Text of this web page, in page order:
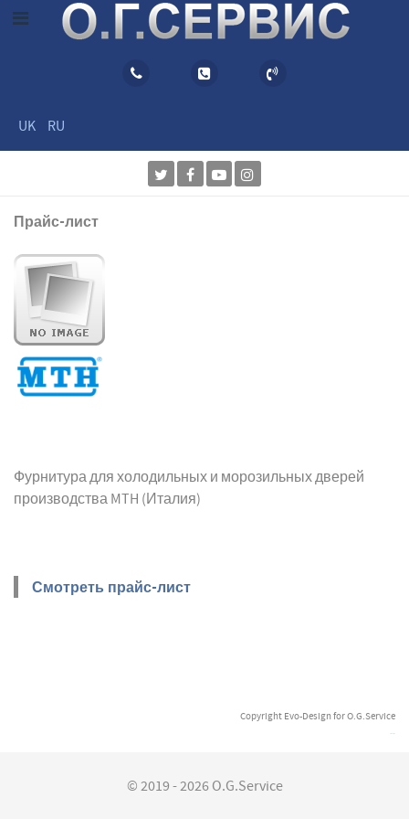
UK RU
Прайс-лист
Фурнитура для холодильных и морозильных дверей
производства MTH (Италия)
Смотреть прайс-лист
Copyright Evo-Design for O.G.Service
© 2019 - 2026 O.G.Service